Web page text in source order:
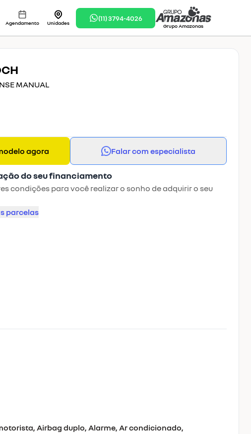
Agendamento Unidades
(11) 3794-4026
Grupo Amazonas
MANUAL
agora Falar com especialista
do seu financiamento
condições para você realizar o sonho de adquirir o seu
parcelas
Airbag duplo, Alarme, Ar condicionado,